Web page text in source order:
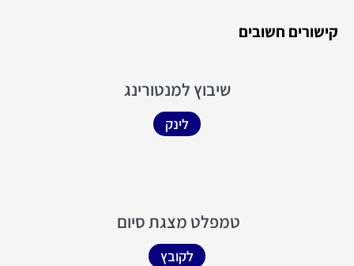
קישורים חשובים
שיבוץ למנטורינג
לינק
טמפלט מצגת סיום
לקובץ